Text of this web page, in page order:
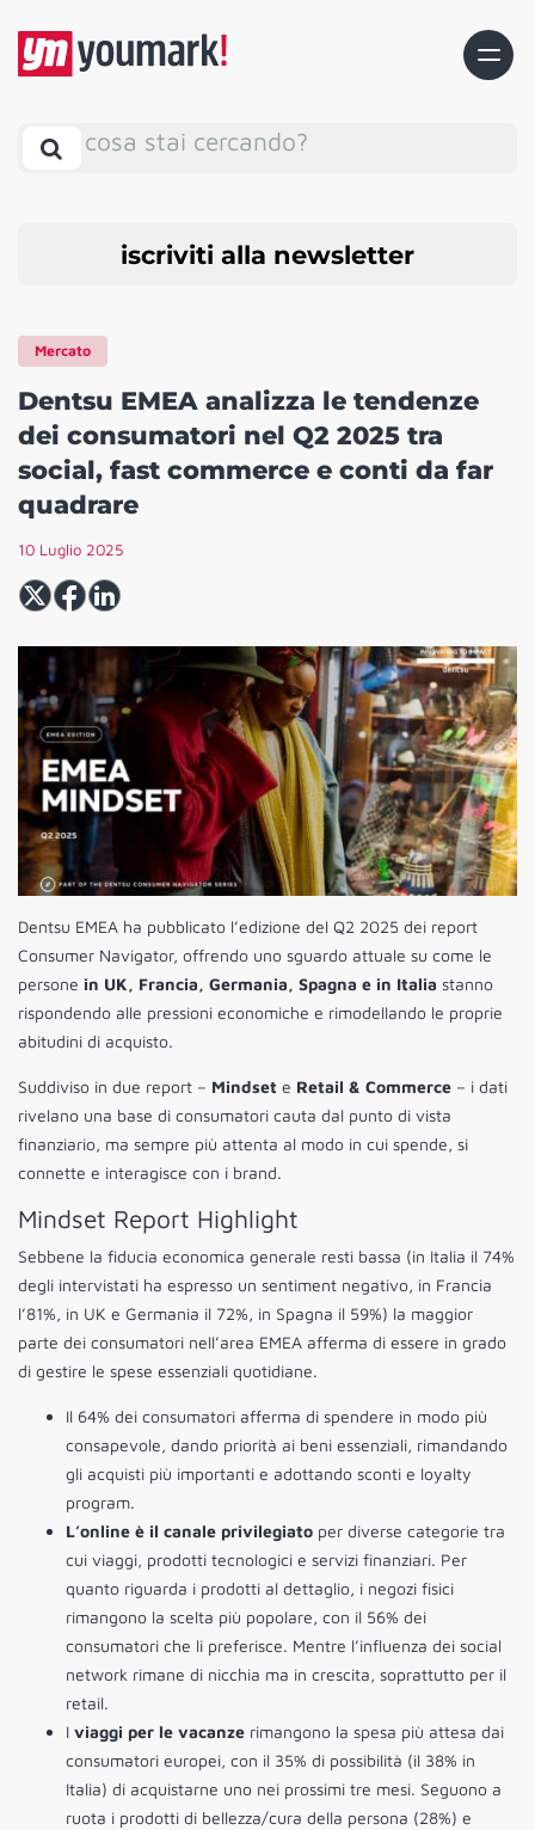
cosa stai cercando?
iscriviti alla newsletter
Mercato
Dentsu EMEA analizza le tendenze
dei consumatori nel Q2 2025 tra
social, fast commerce e conti da far
quadrare
10 Luglio 2025
Dentsu EMEA ha pubblicato l’edizione del Q2 2025 dei report
Consumer Navigator, offrendo uno sguardo attuale su come le
persone in UK, Francia, Germania, Spagna e in Italia stanno
rispondendo alle pressioni economiche e rimodellando le proprie
abitudini di acquisto.
Suddiviso in due report – Mindset e Retail & Commerce – i dati
rivelano una base di consumatori cauta dal punto di vista
finanziario, ma sempre più attenta al modo in cui spende, si
connette e interagisce con i brand.
Mindset Report Highlight
Sebbene la fiducia economica generale resti bassa (in Italia il 74%
degli intervistati ha espresso un sentiment negativo, in Francia
l’81%, in UK e Germania il 72%, in Spagna il 59%) la maggior
parte dei consumatori nell’area EMEA afferma di essere in grado
di gestire le spese essenziali quotidiane.
Il 64% dei consumatori afferma di spendere in modo più
consapevole, dando priorità ai beni essenziali, rimandando
gli acquisti più importanti e adottando sconti e loyalty
program.
L’online è il canale privilegiato per diverse categorie tra
cui viaggi, prodotti tecnologici e servizi finanziari. Per
quanto riguarda i prodotti al dettaglio, i negozi fisici
rimangono la scelta più popolare, con il 56% dei
consumatori che li preferisce. Mentre l’influenza dei social
network rimane di nicchia ma in crescita, soprattutto per il
retail.
I viaggi per le vacanze rimangono la spesa più attesa dai
consumatori europei, con il 35% di possibilità (il 38% in
Italia) di acquistarne uno nei prossimi tre mesi. Seguono a
ruota i prodotti di bellezza/cura della persona (28%) e